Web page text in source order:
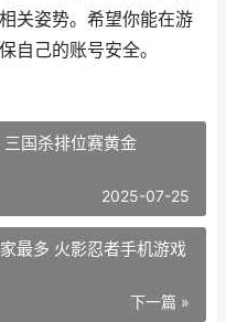
关姿势。希望你能在游
自己的账号安全。
国杀排位赛黄金
2025-07-25
最多 火影忍者手机游戏
下一篇 »